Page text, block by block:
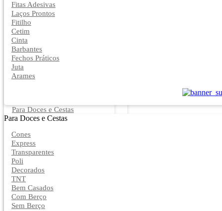
Fitas Adesivas
Laços Prontos
Fitilho
Cetim
Cinta
Barbantes
Fechos Práticos
Juta
Arames
Para Doces e Cestas
Para Doces e Cestas
Cones
Express
Transparentes
Poli
Decorados
TNT
Bem Casados
Com Berço
Sem Berço